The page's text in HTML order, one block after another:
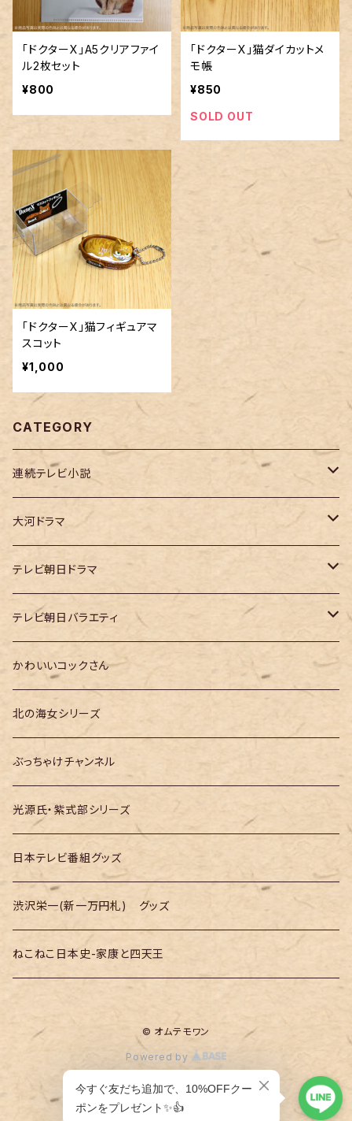
「ドクターX」A5クリアファイ
ル2枚セット
¥800
「ドクターX」猫ダイカットメ
モ帳
¥850
SOLD OUT
「ドクターX」猫フィギュアマ
スコット
¥1,000
CATEGORY
連続テレビ小説
虎に翼
大河ドラマ
大河ドラマ「鎌倉殿の13人」
大河ドラマ「どうする家康」
大河ドラマ「光る君へ」
大河ドラマ「べらぼう」
大河ドラマ「豊臣兄弟！」
テレビ朝日ドラマ
テレ朝「ドクターX」
テレビ朝日バラエティ
テレ朝「MUSIC STATION」
テレ朝「GOちゃん＆Mymelody」
テレ朝「バナナTV」
かわいいコックさん
北の海女シリーズ
ぶっちゃけチャンネル
光源氏・紫式部シリーズ
日本テレビ番組グッズ
渋沢栄一(新一万円札) グッズ
ねこねこ日本史-家康と四天王
© オムテモワン
Powered by
ショップに質問する